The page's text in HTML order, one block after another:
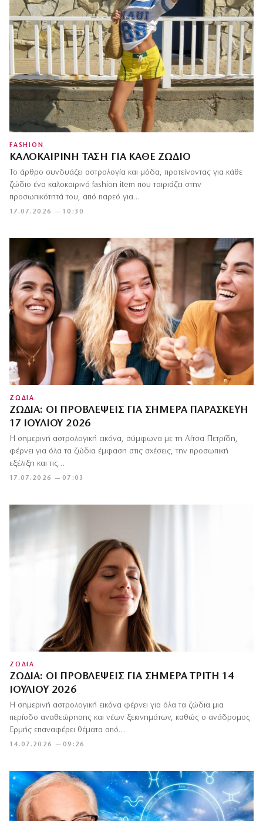
FASHION
ΚΑΛΟΚΑΙΡΙΝΉ ΤΆΣΗ ΓΙΑ ΚΆΘΕ ΖΏΔΙΟ
17.07.2026 — 10:30
Το άρθρο συνδυάζει αστρολογία και μόδα, προτείνοντας για κάθε
ζώδιο ένα καλοκαιρινό fashion item που ταιριάζει στην
προσωπικότητά του, από παρεό για…
ΖΩΔΙΑ
ΖΏΔΙΑ: ΟΙ ΠΡΟΒΛΈΨΕΙΣ ΓΙΑ ΣΉΜΕΡΑ ΠΑΡΑΣΚΕΥΉ
17 ΙΟΥΛΊΟΥ 2026
17.07.2026 — 07:03
Η σημερινή αστρολογική εικόνα, σύμφωνα με τη Λίτσα Πετρίδη,
φέρνει για όλα τα ζώδια έμφαση στις σχέσεις, την προσωπική
εξέλιξη και τις…
ΖΩΔΙΑ
ΖΏΔΙΑ: ΟΙ ΠΡΟΒΛΈΨΕΙΣ ΓΙΑ ΣΉΜΕΡΑ ΤΡΊΤΗ 14
ΙΟΥΛΊΟΥ 2026
14.07.2026 — 09:26
Η σημερινή αστρολογική εικόνα φέρνει για όλα τα ζώδια μια
περίοδο αναθεώρησης και νέων ξεκινημάτων, καθώς ο ανάδρομος
Ερμής επαναφέρει θέματα από…